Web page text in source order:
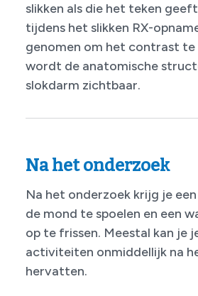
slikken als die het teken
tijdens het slikken RX-
genomen om het contrast te
wordt de anatomische
slokdarm zichtbaar.
Na het onderzoek
Na het onderzoek krijg je
de mond te spoelen en een
op te frissen. Meestal kan je
activiteiten onmiddellijk na
hervatten.